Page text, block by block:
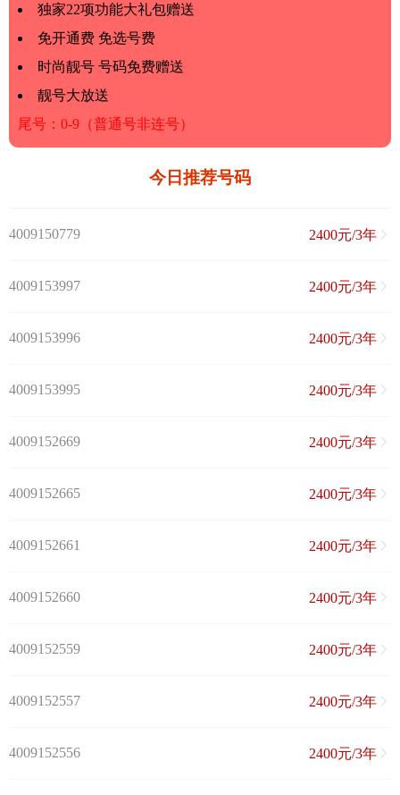
独家22项功能大礼包赠送
免开通费 免选号费
时尚靓号 号码免费赠送
靓号大放送
尾号：0-9（普通号非连号）
今日推荐号码
4009150779 2400元/3年
4009153997 2400元/3年
4009153996 2400元/3年
4009153995 2400元/3年
4009152669 2400元/3年
4009152665 2400元/3年
4009152661 2400元/3年
4009152660 2400元/3年
4009152559 2400元/3年
4009152557 2400元/3年
4009152556 2400元/3年